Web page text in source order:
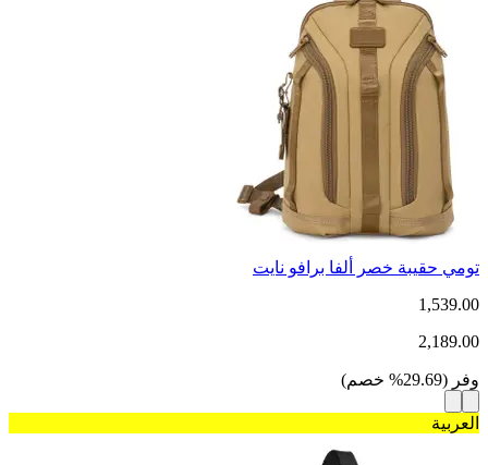
تومي حقيبة خصر ألفا برافو نايت
1,539.00
2,189.00
وفر (
29.69
% خصم)
العربية